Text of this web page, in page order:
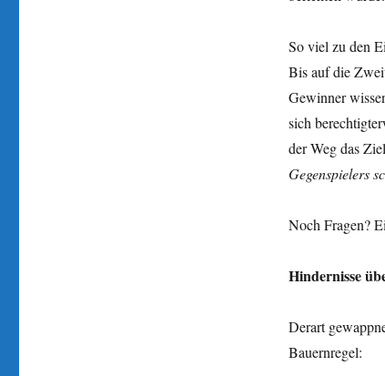
So viel zu den
Bis auf die
Gewinner
sich
der Weg das
Gegenspielers
Noch Fragen?
Hindernisse
Derart
Bauernregel: